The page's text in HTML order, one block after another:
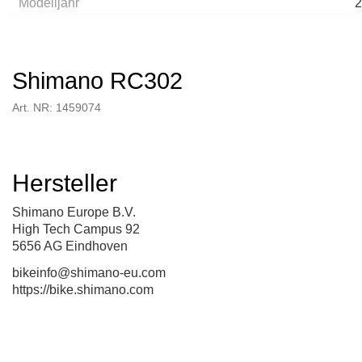
Modelljahr
Shimano RC302
Art. NR: 1459074
Hersteller
Shimano Europe B.V.
High Tech Campus 92
5656 AG Eindhoven
bikeinfo@shimano-eu.com
https://bike.shimano.com